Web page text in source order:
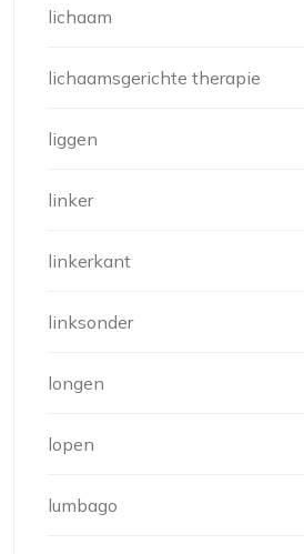
lichaam
lichaamsgerichte therapie
liggen
linker
linkerkant
linksonder
longen
lopen
lumbago